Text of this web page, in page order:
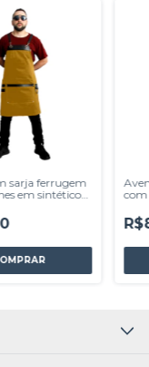
sarja ferrugem
em sintético-
com